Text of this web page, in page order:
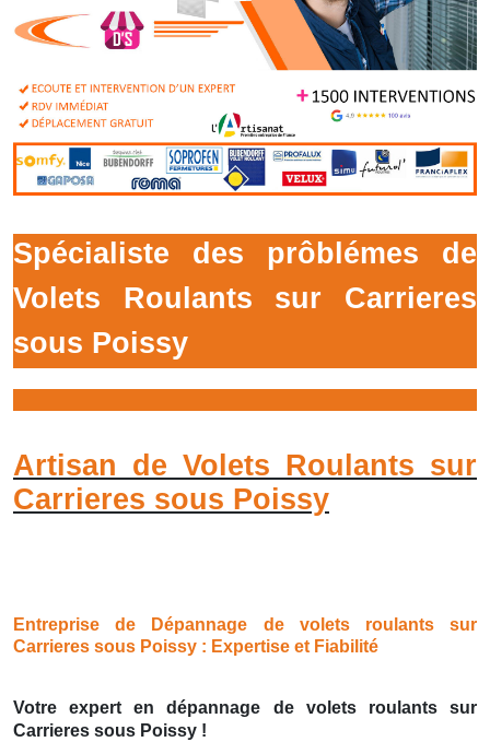
Spécialiste des prôblémes de
Volets Roulants sur Carrieres
sous Poissy
Artisan de Volets Roulants sur
Carrieres sous Poissy
Entreprise de Dépannage de volets roulants sur
Carrieres sous Poissy : Expertise et Fiabilité
Votre expert en dépannage de volets roulants sur
Carrieres sous Poissy !